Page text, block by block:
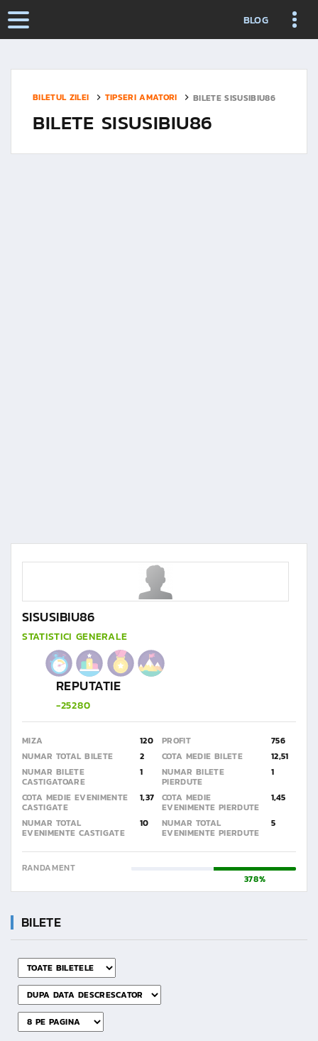
BLOG
BILETUL ZILEI TIPSERI AMATORI BILETE SISUSIBIU86
BILETE SISUSIBIU86
SISUSIBIU86
STATISTICI GENERALE
REPUTATIE
-25280
MIZA 120 PROFIT
756
NUMAR TOTAL BILETE
2 COTA MEDIE BILETE
12,51
NUMAR BILETE
CASTIGATOARE
1 NUMAR BILETE
PIERDUTE
1
COTA MEDIE EVENIMENTE
CASTIGATE
1,37 COTA MEDIE
EVENIMENTE PIERDUTE
1,45
NUMAR TOTAL
EVENIMENTE CASTIGATE
10 NUMAR TOTAL
EVENIMENTE PIERDUTE
5
RANDAMENT
378%
BILETE